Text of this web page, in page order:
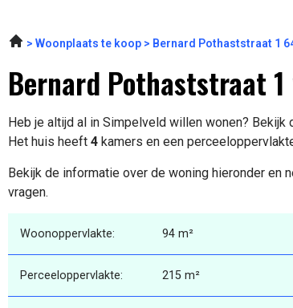
Woonplaats te koop Bernard Pothaststraat 1
Bernard Pothaststraat
Heb je altijd al in Simpelveld willen wonen? Bekijk
Het huis heeft 4 kamers en een
Bekijk de informatie over de woning hieronder en
vragen.
Woonoppervlakte: 94 m²
Perceeloppervlakte: 215 m²